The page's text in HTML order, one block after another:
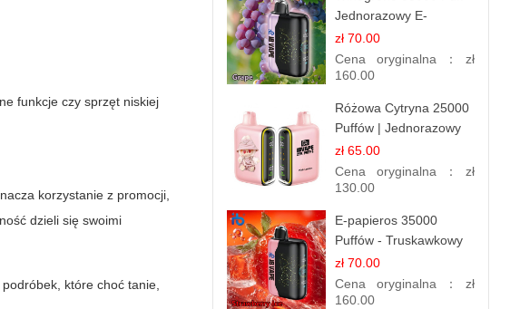
funkcje czy sprzęt niskiej
korzystanie z promocji,
dzieli się swoimi
które choć tanie,
Jednorazowy E-
papieros | Soczysty
Smak Winogron
zł 70.00
Cena oryginalna： zł
160.00
Różowa Cytryna 25000
Puffów | Jednorazowy
E-papieros
zł 65.00
Cena oryginalna： zł
130.00
E-papieros 35000
Puffów - Truskawkowy
Lód | Orzeźwiający
Smak
zł 70.00
Cena oryginalna： zł
160.00